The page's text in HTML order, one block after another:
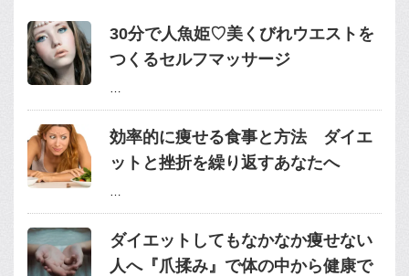
30分で人魚姫♡美くびれウエストを
つくるセルフマッサージ
…
効率的に痩せる食事と方法 ダイエ
ットと挫折を繰り返すあなたへ
…
ダイエットしてもなかなか痩せない
人へ『爪揉み』で体の中から健康で